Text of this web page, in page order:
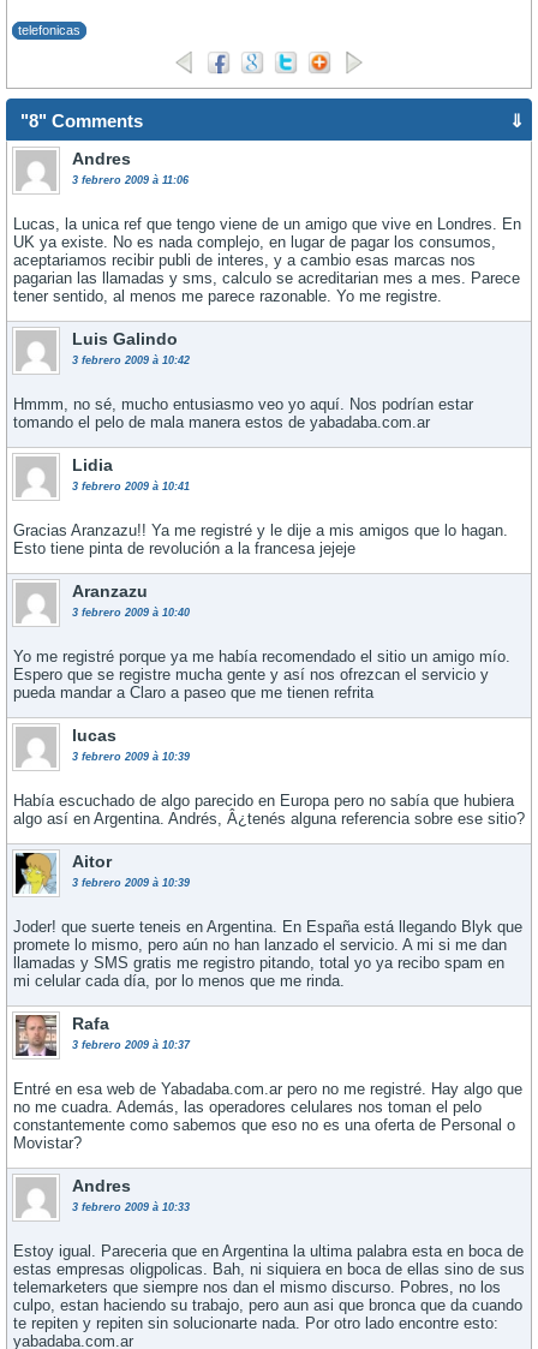
telefonicas
"8" Comments ⇓
Andres
3 febrero 2009 à 11:06
Lucas, la unica ref que tengo viene de un amigo que vive en Londres. En
UK ya existe. No es nada complejo, en lugar de pagar los consumos,
aceptariamos recibir publi de interes, y a cambio esas marcas nos
pagarian las llamadas y sms, calculo se acreditarian mes a mes. Parece
tener sentido, al menos me parece razonable. Yo me registre.
Luis Galindo
3 febrero 2009 à 10:42
Hmmm, no sé, mucho entusiasmo veo yo aquí­. Nos podrí­an estar
tomando el pelo de mala manera estos de yabadaba.com.ar
Lidia
3 febrero 2009 à 10:41
Gracias Aranzazu!! Ya me registré y le dije a mis amigos que lo hagan.
Esto tiene pinta de revolución a la francesa jejeje
Aranzazu
3 febrero 2009 à 10:40
Yo me registré porque ya me habí­a recomendado el sitio un amigo mí­o.
Espero que se registre mucha gente y así­ nos ofrezcan el servicio y
pueda mandar a Claro a paseo que me tienen refrita
lucas
3 febrero 2009 à 10:39
Habí­a escuchado de algo parecido en Europa pero no sabí­a que hubiera
algo así­ en Argentina. Andrés, Â¿tenés alguna referencia sobre ese sitio?
Aitor
3 febrero 2009 à 10:39
Joder! que suerte teneis en Argentina. En España está llegando Blyk que
promete lo mismo, pero aún no han lanzado el servicio. A mi si me dan
llamadas y SMS gratis me registro pitando, total yo ya recibo spam en
mi celular cada dí­a, por lo menos que me rinda.
Rafa
3 febrero 2009 à 10:37
Entré en esa web de Yabadaba.com.ar pero no me registré. Hay algo que
no me cuadra. Además, las operadores celulares nos toman el pelo
constantemente como sabemos que eso no es una oferta de Personal o
Movistar?
Andres
3 febrero 2009 à 10:33
Estoy igual. Pareceria que en Argentina la ultima palabra esta en boca de
estas empresas oligpolicas. Bah, ni siquiera en boca de ellas sino de sus
telemarketers que siempre nos dan el mismo discurso. Pobres, no los
culpo, estan haciendo su trabajo, pero aun asi que bronca que da cuando
te repiten y repiten sin solucionarte nada. Por otro lado encontre esto:
yabadaba.com.ar